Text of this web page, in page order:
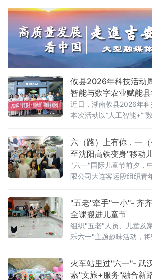
攸县2026年科技活动
智能与数字农业赋能
近日，湖南攸县2026年科
本次活动以“人工智能+”“
及“培育好强科创兴产业
位展示了攸县在科技创新
绿色发展和智慧教育领域
攸县的高质量发展注入了
六（路）上有你，一
至沈阳高铁变身"移动
"六一"国际儿童节前夕，
限公司大连客运段组织青
这个六一，坐高铁去撒
"五老"牵手"一小"- 齐
全课搬进儿童节
组织"五老"人员、儿童及
乐六一"主题趣味活动，
现场设置了多项互动游戏
携手参与、亲密配合。"五
火车站里过"六一"- 武
索"文旅+服务"融合新